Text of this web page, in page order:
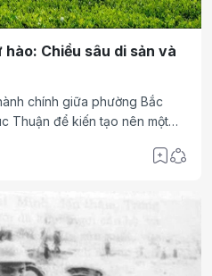
Chiều sâu di sản và
chính giữa phường Bắc
Thuận để kiến tạo nên một
quy hoạch, mà còn là sự hội
bước ngoặt ấy, ca khúc
của nhà báo – nhạc sĩ Tào
một bản trường ca thu nhỏ.
mạch ngầm di sản ngàn